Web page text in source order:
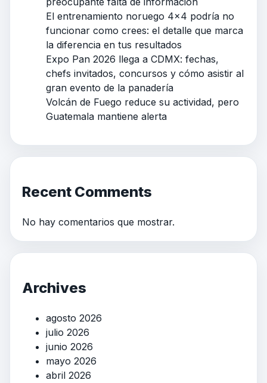
El entrenamiento noruego 4×4 podría no
funcionar como crees: el detalle que marca
la diferencia en tus resultados
Expo Pan 2026 llega a CDMX: fechas,
chefs invitados, concursos y cómo asistir al
gran evento de la panadería
Volcán de Fuego reduce su actividad, pero
Guatemala mantiene alerta
Recent Comments
No hay comentarios que mostrar.
Archives
agosto 2026
julio 2026
junio 2026
mayo 2026
abril 2026